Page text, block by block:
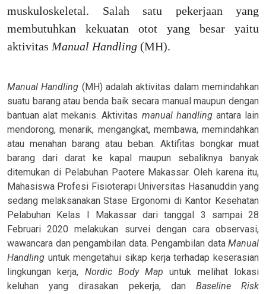
muskuloskeletal. Salah satu pekerjaan yang
membutuhkan kekuatan otot yang besar yaitu
aktivitas Manual Handling (MH).
Manual Handling (MH) adalah aktivitas dalam memindahkan
suatu barang atau benda baik secara manual maupun dengan
bantuan alat mekanis. Aktivitas manual handlingantara lain
mendorong, menarik, mengangkat, membawa, memindahkan
atau menahan barang atau beban. Aktifitas bongkar muat
barang dari darat ke kapal maupun sebaliknya banyak
ditemukan di Pelabuhan Paotere Makassar. Oleh karena itu,
Mahasiswa Profesi Fisioterapi Universitas Hasanuddin yang
sedang melaksanakan Stase Ergonomi di Kantor Kesehatan
Pelabuhan Kelas I Makassar dari tanggal 3 sampai 28
Februari 2020 melakukan survei dengan cara observasi,
wawancara dan pengambilan data. Pengambilan data Manual
Handling untuk mengetahui sikap kerja terhadap keserasian
lingkungan kerja, Nordic Body Map untuk melihat lokasi
keluhan yang dirasakan pekerja, dan Baseline Risk